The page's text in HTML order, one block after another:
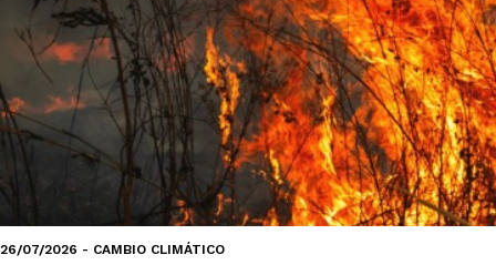
26/07/2026 - CAMBIO CLIMÁTICO